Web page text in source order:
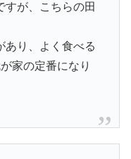
すが、こちらの田
あり、よく食べる
家の定番になり